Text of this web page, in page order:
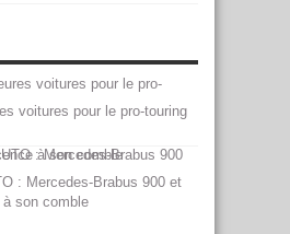
voitures pour le pro-touring
: Mercedes-Brabus 900 et
à son comble